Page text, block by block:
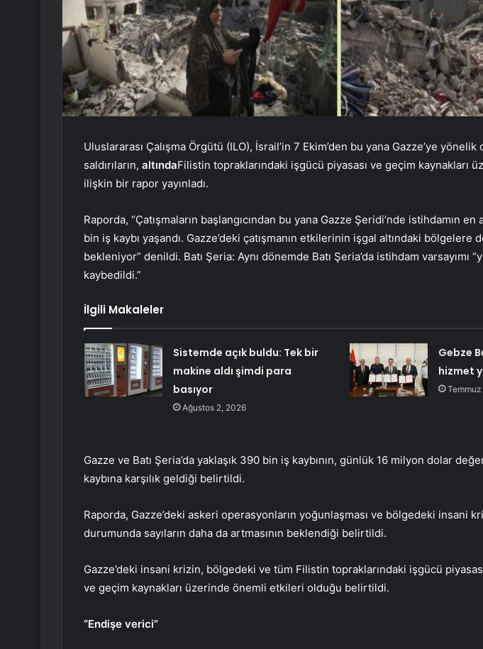
Uluslararası Çalışma Örgütü (ILO), İsrail’in 7 Ekim’den bu yana Gazze’ye
saldırıların, altındaFilistin topraklarındaki işgücü piyasası ve geçim kaynakları
ilişkin bir rapor yayınladı.
Raporda, “Çatışmaların başlangıcından bu yana Gazze Şeridi’nde istihdamın en
bin iş kaybı yaşandı. Gazze’deki çatışmanın etkilerinin işgal altındaki bölgelere
bekleniyor” denildi. Batı Şeria: Aynı dönemde Batı Şeria’da istihdam varsayımı
kaybedildi.”
İlgili Makaleler
Sistemde açık buldu: Tek bir
makine aldı şimdi para
basıyor
Ağustos 2, 2026
Gebze
hizmet
Gazze ve Batı Şeria’da yaklaşık 390 bin iş kaybının, günlük 16 milyon dolar
kaybına karşılık geldiği belirtildi.
Raporda, Gazze’deki askeri operasyonların yoğunlaşması ve bölgedeki insani
durumunda sayıların daha da artmasının beklendiği belirtildi.
Gazze’deki insani krizin, bölgedeki ve tüm Filistin topraklarındaki işgücü
ve geçim kaynakları üzerinde önemli etkileri olduğu belirtildi.
“Endişe verici”